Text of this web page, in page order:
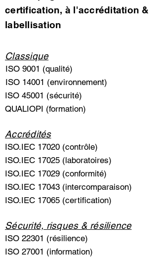
certification, à l'accréditation &
labellisation
Classique
ISO 9001 (qualité)
ISO 14001 (environnement)
ISO 45001 (sécurité)
QUALIOPI (formation)
Accrédités
ISO.IEC 17020 (contrôle)
ISO.IEC 17025 (laboratoires)
ISO.IEC 17029 (conformité)
ISO.IEC 17043 (intercomparaison)
ISO.IEC 17065 (certification)
Sécurité, risques & résilience
ISO 22301 (résilience)
ISO 27001 (information)